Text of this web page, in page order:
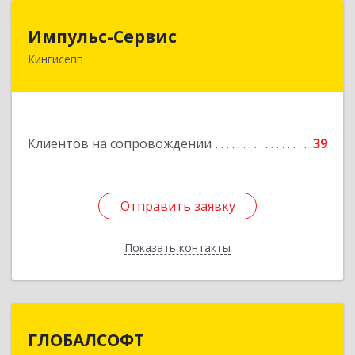
Импульс-Сервис
Кингисепп
Клиентов на сопровождении 39
Отправить заявку
Показать контакты
188480, Ленинградская обл, Кингисеппский р-н,
Отправить заявку
Назад
ГЛОБАЛСОФТ